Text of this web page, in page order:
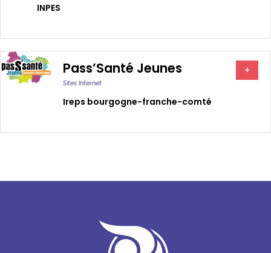
INPES
Pass’Santé Jeunes
Sites Internet
Ireps bourgogne-franche-comté
+